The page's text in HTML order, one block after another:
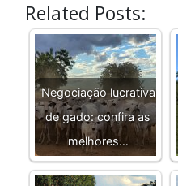
Related Posts:
Negociação lucrativa
de gado: confira as
melhores…